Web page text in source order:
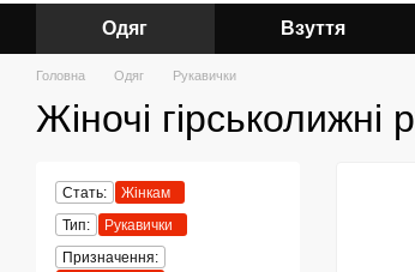
Одяг Взуття
Головна Одяг Рукавички
Жіночі гірськолижні
Стать:
Жінкам
Тип:
Рукавички
Призначення: